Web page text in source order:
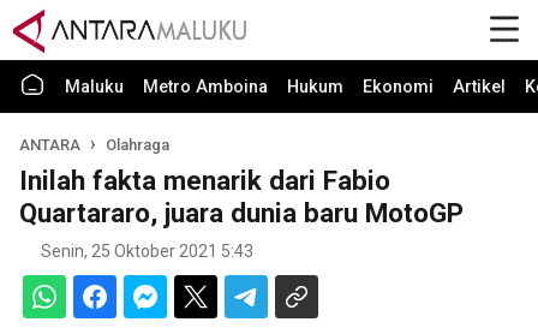
Maluku Metro Amboina Hukum Ekonomi Artikel
ANTARA Olahraga
Inilah fakta menarik dari Fabio
Quartararo, juara dunia baru MotoGP
Senin, 25 Oktober 2021 5:43